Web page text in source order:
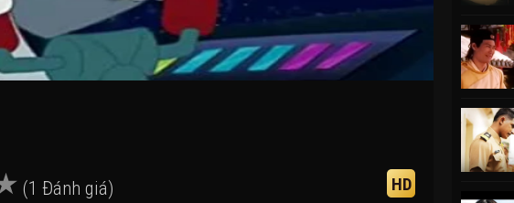
(1 Đánh giá) HD